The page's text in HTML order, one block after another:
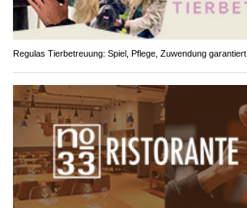
Regulas Tierbetreuung: Spiel, Pflege, Zuwendung garantiert